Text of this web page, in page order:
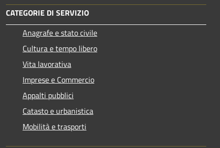
CATEGORIE DI SERVIZIO
Anagrafe e stato civile
Cultura e tempo libero
Vita lavorativa
Imprese e Commercio
Appalti pubblici
Catasto e urbanistica
Mobilità e trasporti